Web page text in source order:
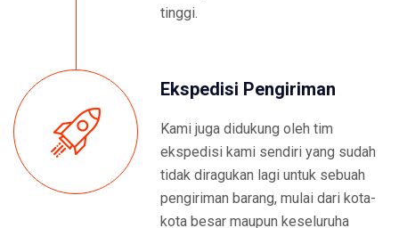
tinggi.
Ekspedisi Pengiriman
Kami juga didukung oleh tim
ekspedisi kami sendiri yang sudah
tidak diragukan lagi untuk sebuah
pengiriman barang, mulai dari kota-
kota besar maupun keseluruha